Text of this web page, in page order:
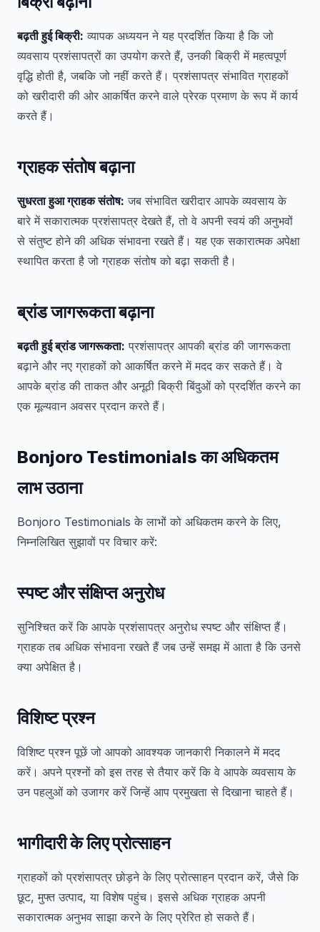
बढ़ती हुई बिक्री: व्यापक अध्ययन ने यह प्रदर्शित किया है कि जो
व्यवसाय प्रशंसापत्रों का उपयोग करते हैं, उनकी बिक्री में महत्वपूर्ण
वृद्धि होती है, जबकि जो नहीं करते हैं। प्रशंसापत्र संभावित ग्राहकों
को खरीदारी की ओर आकर्षित करने वाले प्रेरक प्रमाण के रूप में कार्य
करते हैं।
ग्राहक संतोष बढ़ाना
सुधरता हुआ ग्राहक संतोष: जब संभावित खरीदार आपके व्यवसाय के
बारे में सकारात्मक प्रशंसापत्र देखते हैं, तो वे अपनी स्वयं की अनुभवों
से संतुष्ट होने की अधिक संभावना रखते हैं। यह एक सकारात्मक अपेक्षा
स्थापित करता है जो ग्राहक संतोष को बढ़ा सकती है।
ब्रांड जागरूकता बढ़ाना
बढ़ती हुई ब्रांड जागरूकता: प्रशंसापत्र आपकी ब्रांड की जागरूकता
बढ़ाने और नए ग्राहकों को आकर्षित करने में मदद कर सकते हैं। वे
आपके ब्रांड की ताकत और अनूठी बिक्री बिंदुओं को प्रदर्शित करने का
एक मूल्यवान अवसर प्रदान करते हैं।
Bonjoro Testimonials का अधिकतम
लाभ उठाना
Bonjoro Testimonials के लाभों को अधिकतम करने के लिए,
निम्नलिखित सुझावों पर विचार करें:
स्पष्ट और संक्षिप्त अनुरोध
सुनिश्चित करें कि आपके प्रशंसापत्र अनुरोध स्पष्ट और संक्षिप्त हैं।
ग्राहक तब अधिक संभावना रखते हैं जब उन्हें समझ में आता है कि उनसे
क्या अपेक्षित है।
विशिष्ट प्रश्न
विशिष्ट प्रश्न पूछें जो आपको आवश्यक जानकारी निकालने में मदद
करें। अपने प्रश्नों को इस तरह से तैयार करें कि वे आपके व्यवसाय के
उन पहलुओं को उजागर करें जिन्हें आप प्रमुखता से दिखाना चाहते हैं।
भागीदारी के लिए प्रोत्साहन
ग्राहकों को प्रशंसापत्र छोड़ने के लिए प्रोत्साहन प्रदान करें, जैसे कि
छूट, मुफ्त उत्पाद, या विशेष पहुंच। इससे अधिक ग्राहक अपनी
सकारात्मक अनुभव साझा करने के लिए प्रेरित हो सकते हैं।